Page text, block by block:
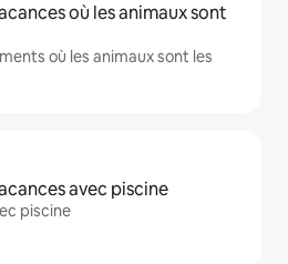
où les animaux sont
où les animaux sont les
avec piscine
piscine